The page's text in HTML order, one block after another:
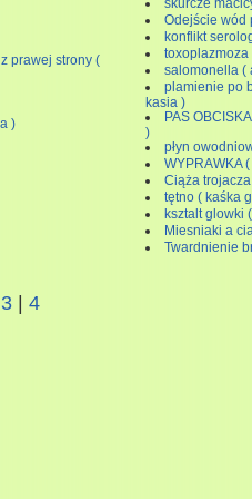
prawej strony (
)
skurcze
Odejście wód
konflikt
toxoplazmoza
salomonella (
plamienie po
kasia )
PAS
)
płyn
WYPRAWKA
Ciąża
tętno ( kaśka
ksztalt glowki
Miesniaki a
Twardnienie
3 | 4